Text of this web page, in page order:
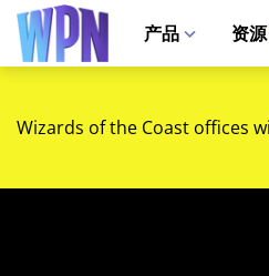
产品 资源
Wizards of the Coast offices